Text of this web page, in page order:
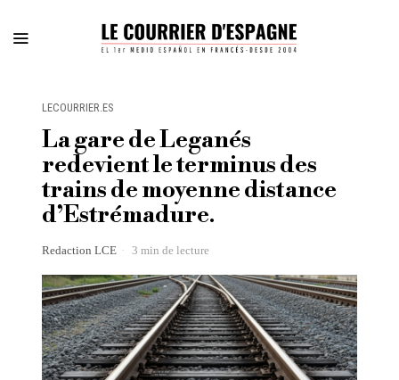
LECOURRIER.ES
La gare de Leganés
redevient le terminus des
trains de moyenne distance
d’Estrémadure.
Redaction LCE 3 min de lecture